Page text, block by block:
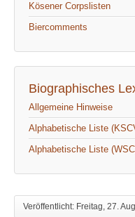
Kösener Corpslisten
Biercomments
Biographisches
Allgemeine Hinweise
Alphabetische Liste
Alphabetische Liste
Veröffentlicht: Freitag, 27.